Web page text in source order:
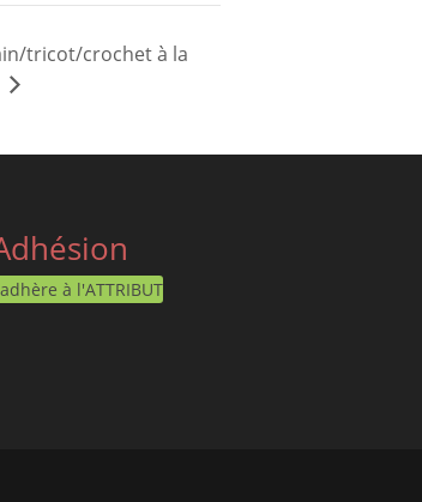
tricot/crochet à la
à l'ATTRIBUT